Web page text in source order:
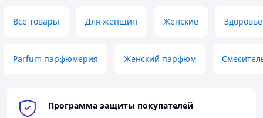
Все товары Для женщин Женские Здоровье
Parfum парфюмерия Женский парфюм
Программа защиты покупателей